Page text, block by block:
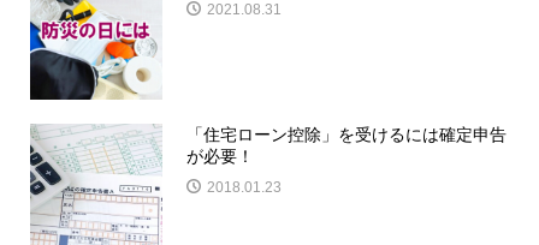
2021.08.31
「住宅ローン控除」を受けるには確定申告
が必要！
2018.01.23